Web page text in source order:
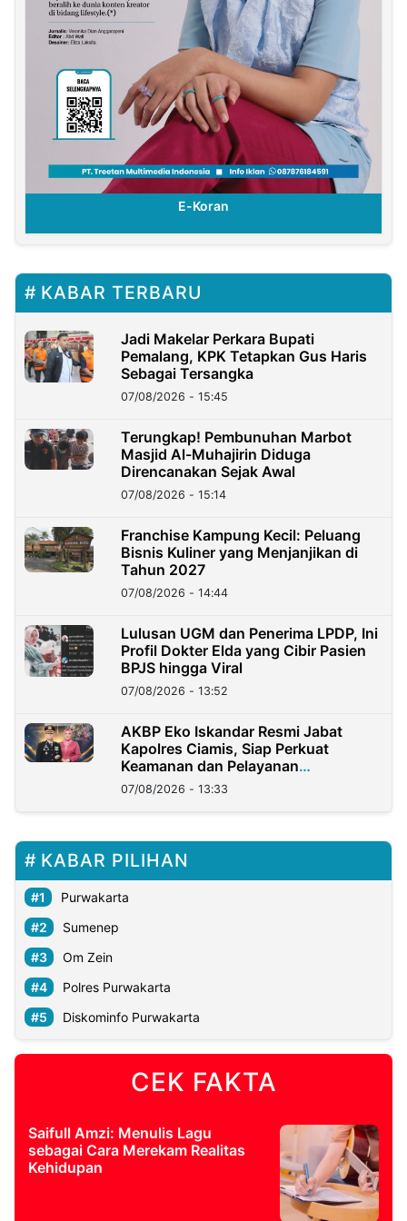
E-Koran
KABAR TERBARU
Jadi Makelar Perkara Bupati
Pemalang, KPK Tetapkan Gus Haris
Sebagai Tersangka
07/08/2026 - 15:45
Terungkap! Pembunuhan Marbot
Masjid Al-Muhajirin Diduga
Direncanakan Sejak Awal
07/08/2026 - 15:14
Franchise Kampung Kecil: Peluang
Bisnis Kuliner yang Menjanjikan di
Tahun 2027
07/08/2026 - 14:44
Lulusan UGM dan Penerima LPDP, Ini
Profil Dokter Elda yang Cibir Pasien
BPJS hingga Viral
07/08/2026 - 13:52
AKBP Eko Iskandar Resmi Jabat
Kapolres Ciamis, Siap Perkuat
Keamanan dan Pelayanan
Masyarakat
07/08/2026 - 13:33
KABAR PILIHAN
Purwakarta
Sumenep
Om Zein
Polres Purwakarta
Diskominfo Purwakarta
CEK FAKTA
Saifull Amzi: Menulis Lagu
sebagai Cara Merekam Realitas
Kehidupan